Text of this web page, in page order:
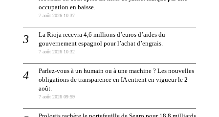
occupation en baisse.
7 août 2026 10:37
La Rioja recevra 4,6 millions d’euros d’aides du
gouvernement espagnol pour l’achat d’engrais.
7 août 2026 10:32
Parlez-vous à un humain ou à une machine ? Les nouvelles
obligations de transparence en IA entrent en vigueur le 2
août.
7 août 2026 09:59